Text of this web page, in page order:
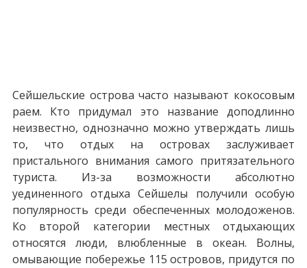
Сейшельские острова часто называют кокосовым
раем. Кто придумал это название доподлинно
неизвестно, однозначно можно утверждать лишь
то, что отдых на островах заслуживает
пристального внимания самого притязательного
туриста. Из-за возможности абсолютно
уединенного отдыха Сейшелы получили особую
популярность среди обеспеченных молодоженов.
Ко второй категории местных отдыхающих
относятся люди, влюбленные в океан. Волны,
омывающие побережье 115 островов, придутся по